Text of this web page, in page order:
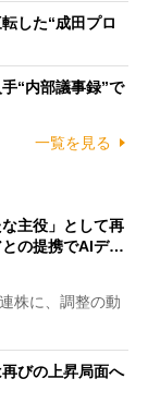
した“成田プロ
“内部議事録”で
一覧を見る
主役」として再
の提携でAIデ…
株に、調整の動
びの上昇局面へ